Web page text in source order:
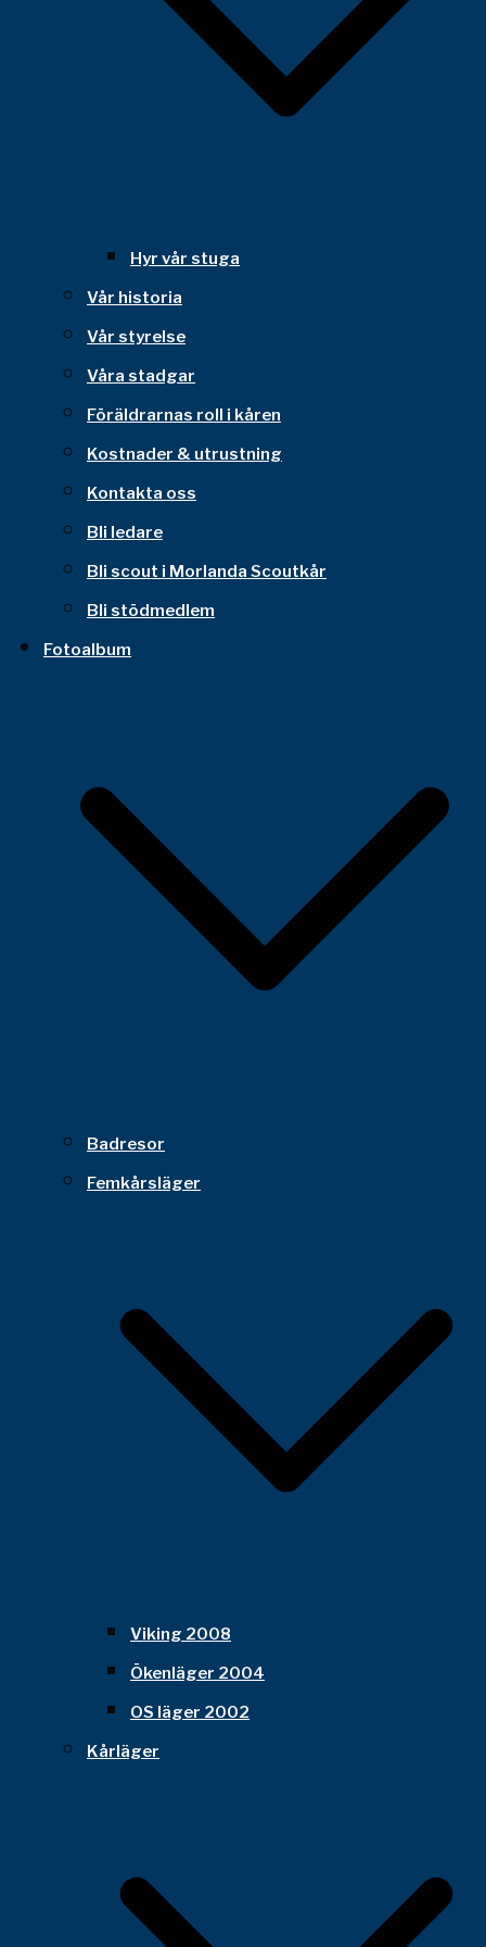
Hyr vår stuga
Vår historia
Vår styrelse
Våra stadgar
Föräldrarnas roll i kåren
Kostnader & utrustning
Kontakta oss
Bli ledare
Bli scout i Morlanda Scoutkår
Bli stödmedlem
Fotoalbum
Badresor
Femkårsläger
Viking 2008
Ökenläger 2004
OS läger 2002
Kårläger